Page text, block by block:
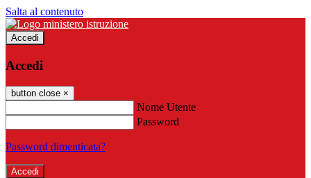
Salta al contenuto
Accedi
Accedi
button close ×
Nome Utente
Password
Password dimenticata?